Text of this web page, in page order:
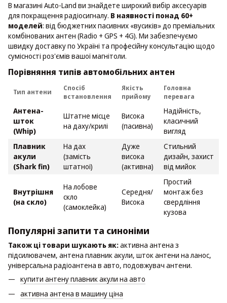
В магазині Auto-Land ви знайдете широкий вибір аксесуарів
для покращення радіосигналу. В наявності понад 60+
моделей: від бюджетних пасивних «вусиків» до преміальних
комбінованих антен (Radio + GPS + 4G). Ми забезпечуємо
швидку доставку по Україні та професійну консультацію щодо
сумісності роз'ємів вашої магнітоли.
Порівняння типів автомобільних антен
Тип антени
Спосіб
встановлення
Якість
прийому
Головна
перевага
Антена-
шток
(Whip)
Штатне місце
на даху/крилі
Висока
(пасивна)
Надійність,
класичний
вигляд
Плавник
акули
(Shark fin)
На дах
(замість
штатної)
Дуже
висока
(активна)
Стильний
дизайн, захист
від мийок
Внутрішня
(на скло)
На лобове
скло
(самоклейка)
Середня/
Висока
Простий
монтаж без
свердління
кузова
Популярні запити та синоніми
Також ці товари шукають як:активна антена з
підсилювачем, антена плавник акули, шток антени на ланос,
універсальна радіоантена в авто, подовжувач антени.
купити антену плавник акули на авто
активна антена в машину ціна